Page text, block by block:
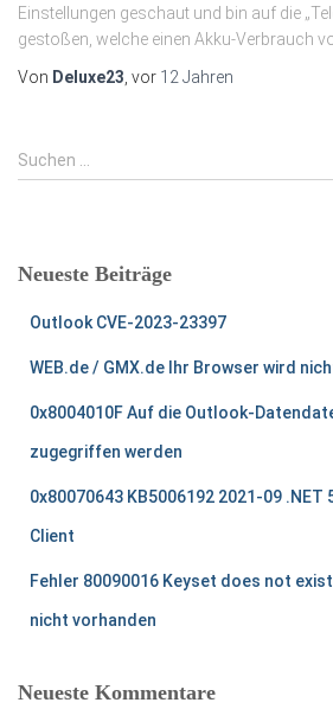
Einstellungen geschaut und bin auf die
gestoßen, welche einen Akku-Verbrauch
Von Deluxe23 , vor 12 Jahren
S
u
n
Suchen …
Neueste Beiträge
Outlook CVE-2023-23397
WEB.de / GMX.de Ihr Browser wird
0x8004010F Auf die Outlook-
zugegriffen werden
0x80070643 KB5006192 2021-09
Client
Fehler 80090016 Keyset does not
nicht vorhanden
Neueste Kommentare